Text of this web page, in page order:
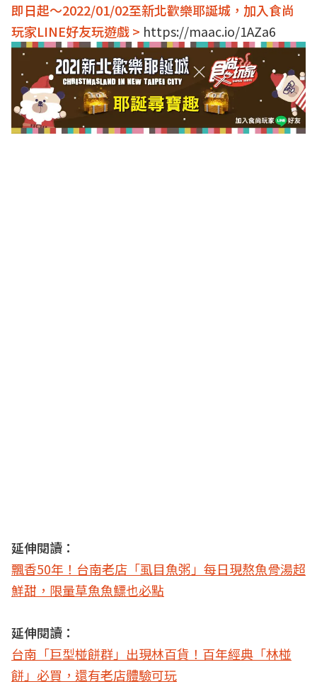
即日起～2022/01/02至新北歡樂耶誕城，加入食尚
玩家LINE好友玩遊戲 > https://maac.io/1AZa6
延伸閱讀：
飄香50年！台南老店「虱目魚粥」每日現熬魚骨湯超
鮮甜，限量草魚魚鰾也必點
延伸閱讀：
台南「巨型椪餅群」出現林百貨！百年經典「林椪
餅」必買，還有老店體驗可玩